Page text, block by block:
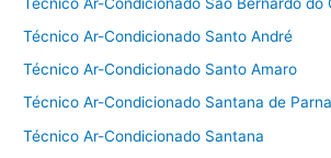
Técnico Ar-Condicionado Santo André
Técnico Ar-Condicionado Santo Amaro
Técnico Ar-Condicionado Santana de
Técnico Ar-Condicionado Santana